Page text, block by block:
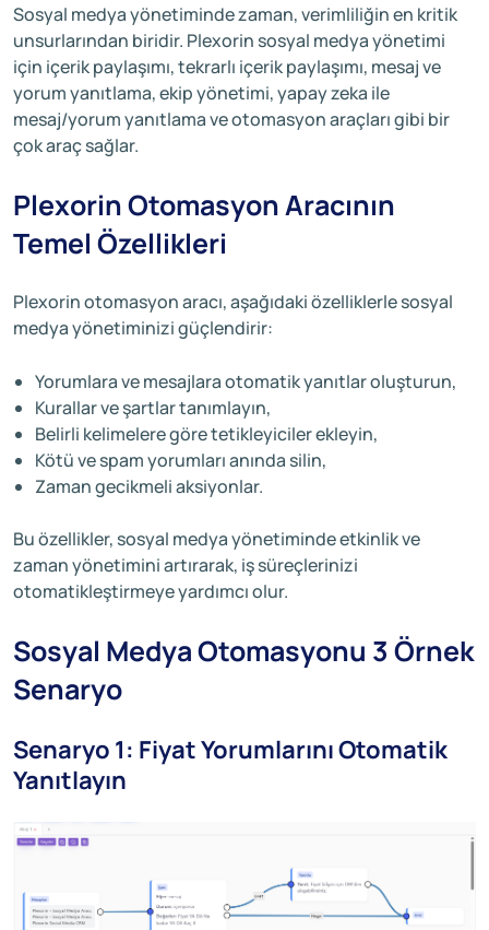
Sosyal medya yönetiminde zaman, verimliliğin en kritik
unsurlarından biridir. Plexorin sosyal medya yönetimi
için içerik paylaşımı, tekrarlı içerik paylaşımı, mesaj ve
yorum yanıtlama, ekip yönetimi, yapay zeka ile
mesaj/yorum yanıtlama ve otomasyon araçları gibi bir
çok araç sağlar.
Plexorin Otomasyon Aracının
Temel Özellikleri
Plexorin otomasyon aracı, aşağıdaki özelliklerle sosyal
medya yönetiminizi güçlendirir:
Yorumlara ve mesajlara otomatik yanıtlar oluşturun,
Kurallar ve şartlar tanımlayın,
Belirli kelimelere göre tetikleyiciler ekleyin,
Kötü ve spam yorumları anında silin,
Zaman gecikmeli aksiyonlar.
Bu özellikler, sosyal medya yönetiminde etkinlik ve
zaman yönetimini artırarak, iş süreçlerinizi
otomatikleştirmeye yardımcı olur.
Sosyal Medya Otomasyonu 3 Örnek
Senaryo
Senaryo 1: Fiyat Yorumlarını Otomatik
Yanıtlayın